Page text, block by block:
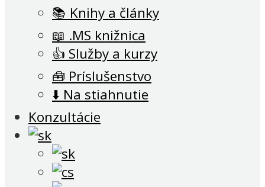
📚 Knihy a články
📖 .MS knižnica
👍 Služby a kurzy
🧰 Príslušenstvo
⬇️ Na stiahnutie
Konzultácie